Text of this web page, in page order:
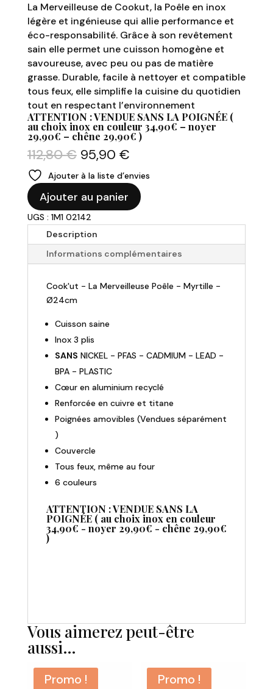
La Merveilleuse de Cookut, la Poêle en inox
légère et ingénieuse qui allie performance et
éco-responsabilité. Grâce à son revêtement
sain elle permet une cuisson homogène et
savoureuse, avec peu ou pas de matière
grasse. Durable, facile à nettoyer et compatible
tous feux, elle simplifie la cuisine du quotidien
tout en respectant l’environnement
ATTENTION : VENDUE SANS LA POIGNÉE (
au choix inox en couleur 34,90€ – noyer
29,90€ – chêne 29,90€ )
112,80€ Le
prix
initial
était :
112,80 €.
95,90 €Le
prix
actuel
est :
95,90 €.
Ajouter à la liste d’envies
quantité
de
COOK'UT
Poêle
Ø24cm
Myrtille"
Ajouter au panier
UGS : 1M1 02142
Description
Informations complémentaires
Cook'ut - La Merveilleuse Poêle - Myrtille -
Ø24cm
Cuisson saine
Inox 3 plis
SANS NICKEL - PFAS - CADMIUM - LEAD -
BPA - PLASTIC
Cœur en aluminium recyclé
Renforcée en cuivre et titane
Poignées amovibles (Vendues séparément
)
Couvercle
Tous feux, même au four
6 couleurs
ATTENTION : VENDUE SANS LA
POIGNÉE ( au choix inox en couleur
34,90€ - noyer 29,90€ - chêne 29,90€
)
Vous aimerez peut-être
aussi…
Promo ! Promo !